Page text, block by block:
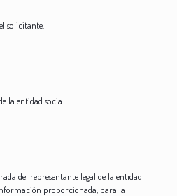
solicitante.
la entidad socia.
del representante legal de la entidad
proporcionada, para la